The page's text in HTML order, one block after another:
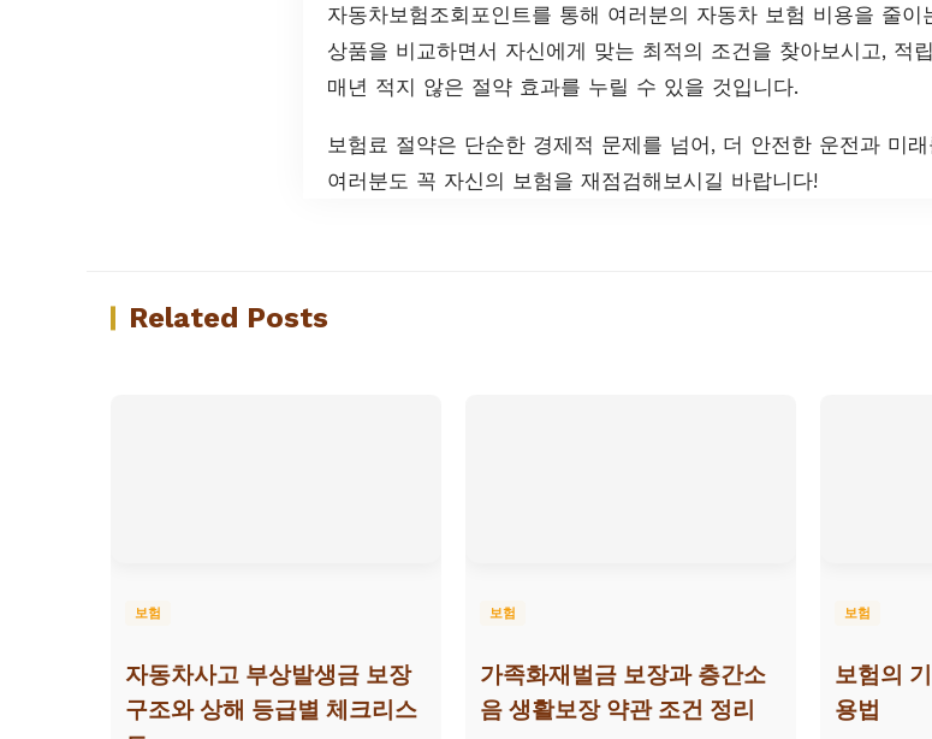
자동차보험조회포인트를 통해 여러분의 자동차 보험 비용을 줄
상품을 비교하면서 자신에게 맞는 최적의 조건을 찾아보시고, 적
매년 적지 않은 절약 효과를 누릴 수 있을 것입니다.
보험료 절약은 단순한 경제적 문제를 넘어, 더 안전한 운전과 미
여러분도 꼭 자신의 보험을 재점검해보시길 바랍니다!
Related Posts
보험
자동차사고 부상발생금 보장
구조와 상해 등급별 체크리스
보험
가족화재벌금 보장과 층간소
음 생활보장 약관 조건 정리
보험
보험의
용법